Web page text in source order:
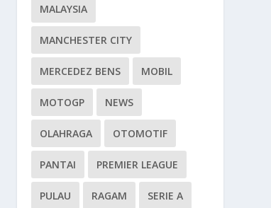
MALAYSIA
MANCHESTER CITY
MERCEDEZ BENS MOBIL
MOTOGP NEWS
OLAHRAGA OTOMOTIF
PANTAI PREMIER LEAGUE
PULAU RAGAM SERIE A